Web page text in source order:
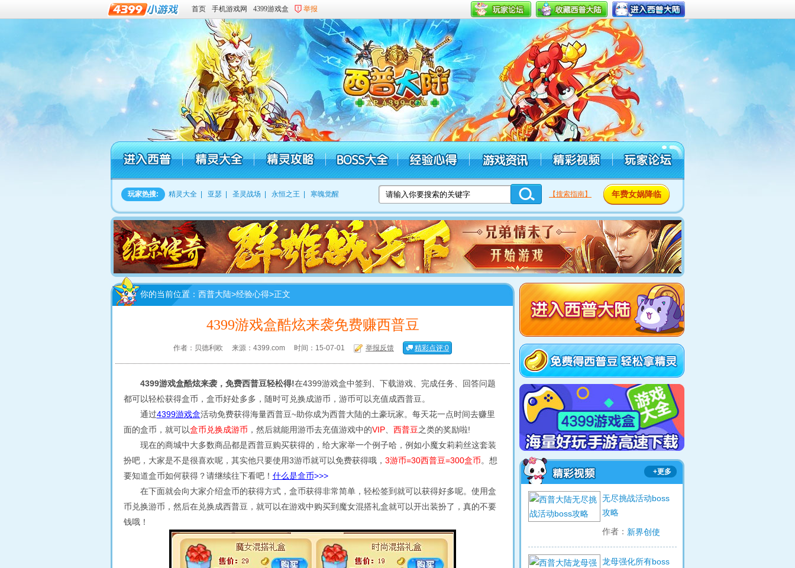
首页 手机游戏网 4399游戏盒 举报
玩家热搜: 精灵大全 亚瑟 圣灵战场 永恒之王 寒魄觉醒 【搜索指南】 年费女娲降临
你的当前位置： 西普大陆>经验心得>正文
4399游戏盒酷炫来袭免费赚西普豆
作者：贝德利欧 来源：4399.com 时间：15-07-01 举报反馈 精彩点评:0
4399游戏盒酷炫来袭，免费西普豆轻松得!在4399游戏盒中签到、下载游戏、完成任务、回答问题
都可以轻松获得盒币，盒币好处多多，随时可兑换成游币，游币可以充值成西普豆。
通过4399游戏盒活动免费获得海量西普豆~助你成为西普大陆的土豪玩家。每天花一点时间去赚里
面的盒币，就可以盒币兑换成游币 ，然后就能用游币去充值游戏中的VIP、 西普豆之类的奖励啦!
现在的商城中大多数商品都是西普豆购买获得的，给大家举一个例子哈，例如小魔女莉莉丝这套装
扮吧，大家是不是很喜欢呢，其实他只要使用3游币就可以免费获得哦， 3游币=30西普豆=300盒币。想
要知道盒币如何获得？请继续往下看吧！ 什么是盒币>>>
在下面就会向大家介绍盒币的获得方式，盒币获得非常简单，轻松签到就可以获得好多呢。使用盒
币兑换游币，然后在兑换成西普豆，就可以在游戏中购买到魔女混搭礼盒就可以开出装扮了，真的不要
钱哦！
+更多
无尽挑战活动boss
攻略
作者： 新界创使
龙母强化所有boss